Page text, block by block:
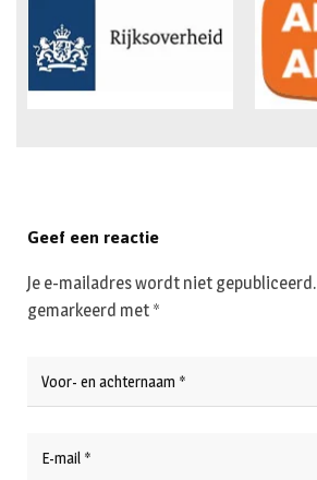
Geef een reactie
Je e-mailadres wordt niet gepubliceerd.
gemarkeerd met *